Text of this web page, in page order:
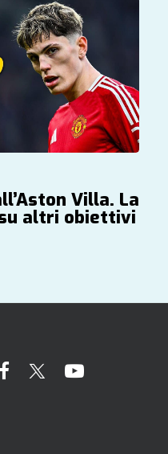
Villa. La
altri obiettivi